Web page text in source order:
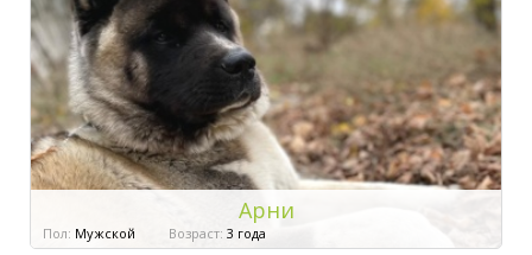
Арни
Пол: Мужской Возраст: 3 года